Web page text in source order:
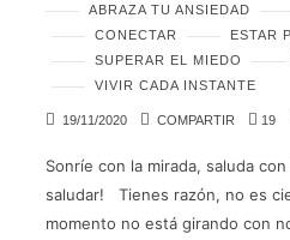
ABRAZA TU ANSIEDAD
CONECTAR
ESTAR
SUPERAR EL MIEDO
VIVIR CADA INSTANTE
19/11/2020 COMPARTIR 19
Sonríe con la mirada, saluda
saludar! Tienes razón, no es
momento no está girando con